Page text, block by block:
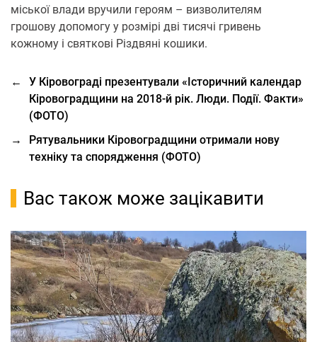
міської влади вручили героям – визволителям
грошову допомогу у розмірі дві тисячі гривень
кожному і святкові Різдвяні кошики.
←
У Кіровограді презентували «Історичний календар
Кіровоградщини на 2018-й рік. Люди. Події. Факти»
(ФОТО)
→
Рятувальники Кіровоградщини отримали нову
техніку та спорядження (ФОТО)
Вас також може зацікавити